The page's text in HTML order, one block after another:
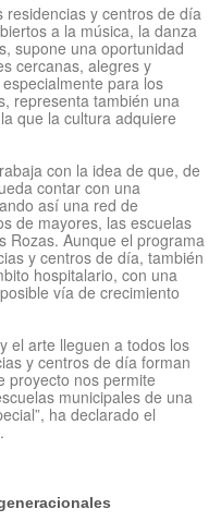
y centros de día
a la música, la danza
supone una oportunidad
cercanas, alegres y
para los
representa también una
que la cultura adquiere
con la idea de que, de
contar con una
así una red de
de mayores, las escuelas
Rozas. Aunque el programa
y centros de día, también
hospitalario, con una
vía de crecimiento
el arte lleguen a todos los
y centros de día forman
proyecto nos permite
municipales de una
ha declarado el